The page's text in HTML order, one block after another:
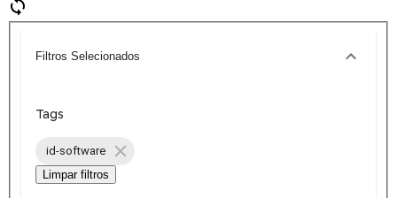
Filtros Selecionados
Tags
id-software
Limpar filtros